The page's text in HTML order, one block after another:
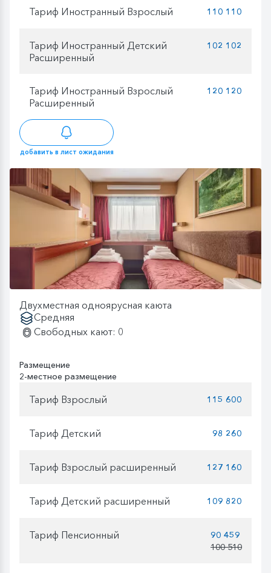
Тариф Иностранный Взрослый 110 110
Тариф Иностранный Детский
Расширенный
102 102
Тариф Иностранный Взрослый
Расширенный
120 120
добавить в лист ожидания
Двухместная одноярусная каюта
Средняя
Свободных кают: 0
Размещение
2-местное размещение
Тариф Взрослый 115 600
Тариф Детский 98 260
Тариф Взрослый расширенный 127 160
Тариф Детский расширенный 109 820
Тариф Пенсионный
90 459
100 510